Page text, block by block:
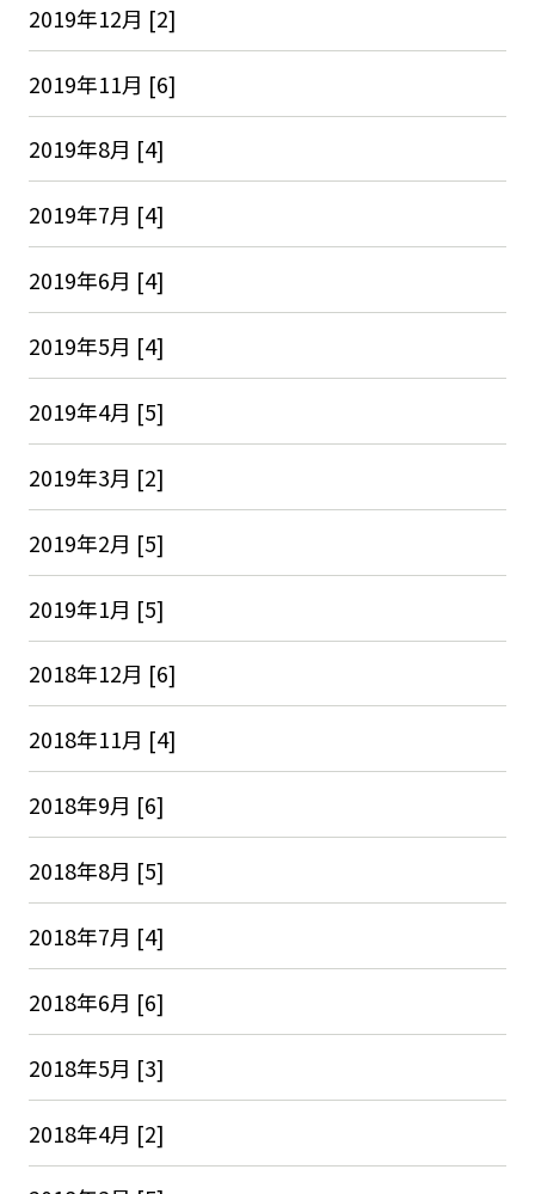
2019年12月 [2]
2019年11月 [6]
2019年8月 [4]
2019年7月 [4]
2019年6月 [4]
2019年5月 [4]
2019年4月 [5]
2019年3月 [2]
2019年2月 [5]
2019年1月 [5]
2018年12月 [6]
2018年11月 [4]
2018年9月 [6]
2018年8月 [5]
2018年7月 [4]
2018年6月 [6]
2018年5月 [3]
2018年4月 [2]